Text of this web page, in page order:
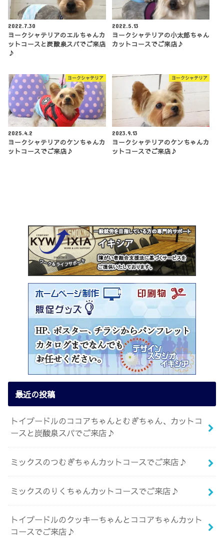
2022.7.30
ヨークシャテリアのエルちゃんカ
ットコースと炭酸泉スパでご来店
♪
2022.5.13
ヨークシャテリアの小太郎ちゃん
カットコースでご来店♪
ヨークシャテリア
2025.4.2
ヨークシャテリアのケンちゃんカ
ットコースでご来店♪
ヨークシャテリア
2023.9.13
ヨークシャテリアのケンちゃんカ
ットコースでご来店♪
最近の投稿
トイプードルのココアちゃんとむぎちゃん、カットコ
ースと炭酸泉スパでご来店♪
ミックスのつむぎちゃんカットコースでご来店♪
ミックスのりくちゃんカットコースでご来店♪
トイプードルのクッキーちゃんとココアちゃんカット
コースでご来店♪